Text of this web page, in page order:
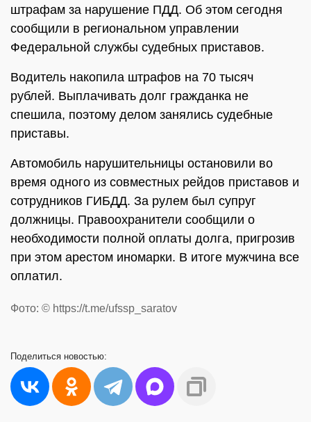
штрафам за нарушение ПДД. Об этом сегодня
сообщили в региональном управлении
Федеральной службы судебных приставов.
Водитель накопила штрафов на 70 тысяч
рублей. Выплачивать долг гражданка не
спешила, поэтому делом занялись судебные
приставы.
Автомобиль нарушительницы остановили во
время одного из совместных рейдов приставов и
сотрудников ГИБДД. За рулем был супруг
должницы. Правоохранители сообщили о
необходимости полной оплаты долга, пригрозив
при этом арестом иномарки. В итоге мужчина все
оплатил.
Фото: © https://t.me/ufssp_saratov
Поделиться новостью: